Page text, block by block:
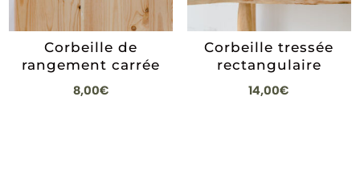
Corbeille de
rangement carrée
8,00€
Corbeille tressée
rectangulaire
14,00€